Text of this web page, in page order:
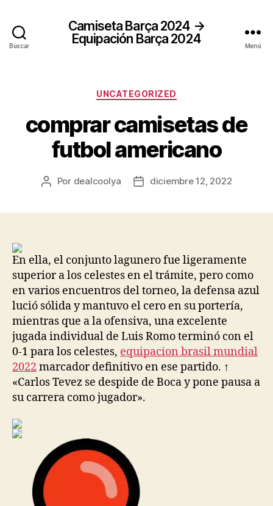
Buscar
Camiseta Barça 2024 →
Equipación Barça 2024
Menú
Categorías
UNCATEGORIZED
comprar camisetas de
futbol americano
Autor
Por dealcoolya
Fechadiciembre 12, 2022
En ella, el conjunto lagunero fue ligeramente
superior a los celestes en el trámite, pero como
en varios encuentros del torneo, la defensa azul
lució sólida y mantuvo el cero en su portería,
mientras que a la ofensiva, una excelente
jugada individual de Luis Romo terminó con el
0-1 para los celestes, equipacion brasil mundial
2022 marcador definitivo en ese partido. ↑
«Carlos Tevez se despide de Boca y pone pausa a
su carrera como jugador».